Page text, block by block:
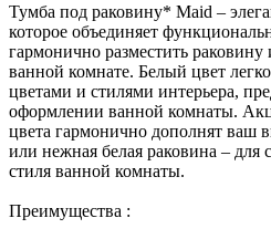
Тумба под раковину* Maid –
которое объединяет
гармонично разместить
ванной комнате. Белый цвет
цветами и стилями интерьера,
оформлении ванной комнаты.
цвета гармонично дополнят ваш
или нежная белая раковина – для
стиля ванной комнаты.
Преимущества :